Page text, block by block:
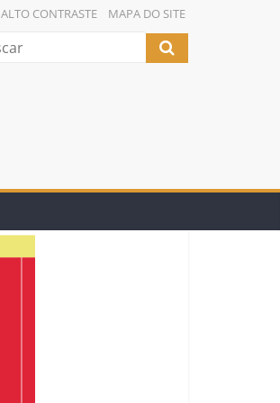
ALTO CONTRASTE MAPA DO SITE